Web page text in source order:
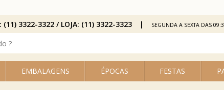
EMBALAGENS ÉPOCAS FESTAS
(11) 3322-3322 / LOJA: (11) 3322-3323 SEGUNDA A SEXTA DAS